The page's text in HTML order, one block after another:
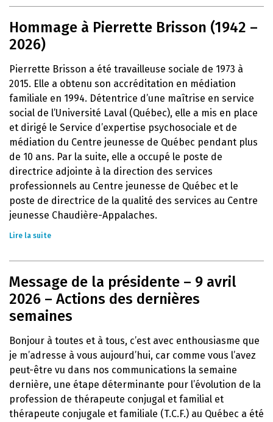
Hommage à Pierrette Brisson (1942 –
2026)
Pierrette Brisson a été travailleuse sociale de 1973 à
2015. Elle a obtenu son accréditation en médiation
familiale en 1994. Détentrice d’une maîtrise en service
social de l’Université Laval (Québec), elle a mis en place
et dirigé le Service d’expertise psychosociale et de
médiation du Centre jeunesse de Québec pendant plus
de 10 ans. Par la suite, elle a occupé le poste de
directrice adjointe à la direction des services
professionnels au Centre jeunesse de Québec et le
poste de directrice de la qualité des services au Centre
jeunesse Chaudière-Appalaches.
Lire la suite
Message de la présidente – 9 avril
2026 – Actions des dernières
semaines
Bonjour à toutes et à tous, c’est avec enthousiasme que
je m’adresse à vous aujourd’hui, car comme vous l’avez
peut-être vu dans nos communications la semaine
dernière, une étape déterminante pour l’évolution de la
profession de thérapeute conjugal et familial et
thérapeute conjugale et familiale (T.C.F.) au Québec a été